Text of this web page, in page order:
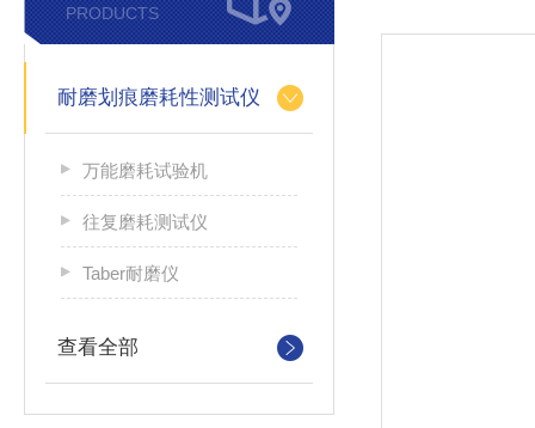
PRODUCTS
耐磨划痕磨耗性测试仪
万能磨耗试验机
往复磨耗测试仪
Taber耐磨仪
查看全部